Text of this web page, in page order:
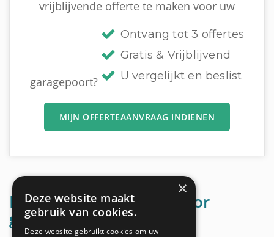
vrijblijvende offerte te maken voor uw
garagepoort?
Ontvang tot 3 offertes
Gratis & Vrijblijvend
U vergelijkt en beslist
MIJN OFFERTEAANVRAAG INDIENEN
Mogelijke materialen voor
garagepoorten
×
Deze website maakt
gebruik van cookies.
Deze website gebruikt cookies om uw